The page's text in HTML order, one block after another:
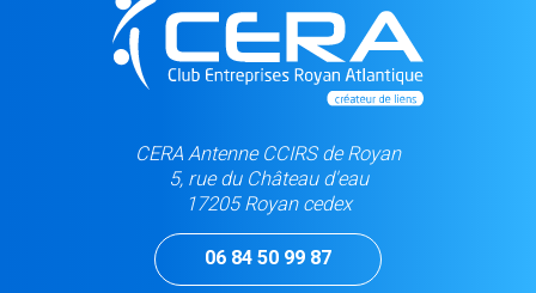
CERA Antenne CCIRS de Royan
5, rue du Château d'eau
17205 Royan cedex
06 84 50 99 87